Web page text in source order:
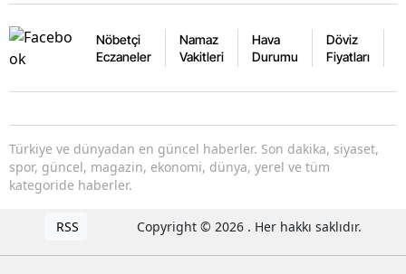
Nöbetçi
Eczaneler
Namaz
Vakitleri
Hava
Durumu
Döviz
Fiyatları
Türkiye ve dünyadan en güncel haberler. Son dakika, siyaset,
spor, güncel, magazin, ekonomi, dünya, yerel ve tüm
kategoride haberler.
RSS Copyright © 2026 . Her hakkı saklıdır.